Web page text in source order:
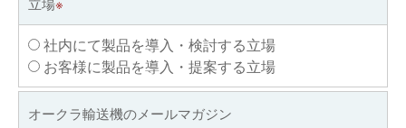
社内にて製品を導入・検討する立場
お客様に製品を導入・提案する立場
オークラ輸送機のメールマガジン